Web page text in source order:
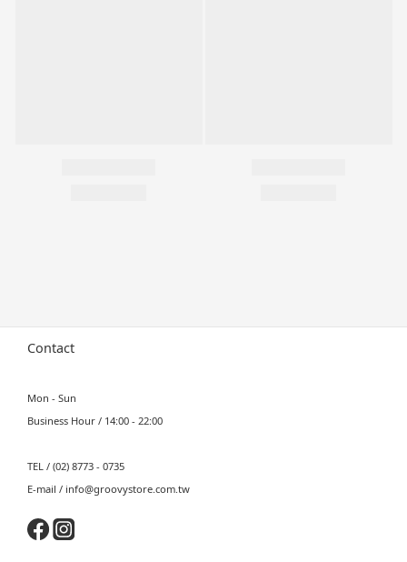
Contact
Mon - Sun
Business Hour / 14:00 - 22:00
TEL / (02) 8773 - 0735
E-mail / info@groovystore.com.tw